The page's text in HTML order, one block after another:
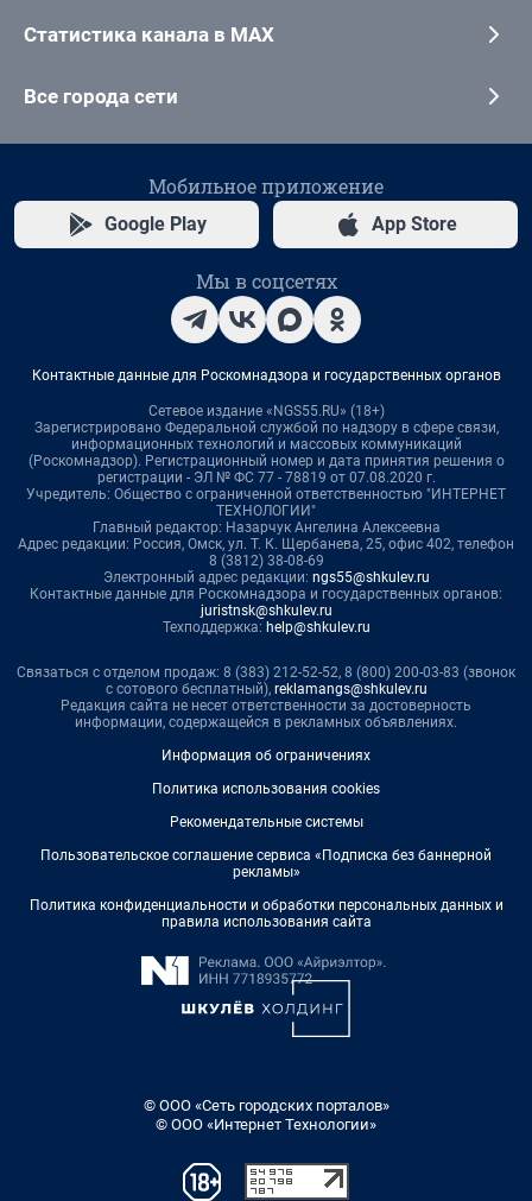
Статистика канала в MAX
Все города сети
Мобильное приложение
Google Play App Store
Мы в соцсетях
Контактные данные для Роскомнадзора и государственных органов
Сетевое издание «NGS55.RU» (18+)
Зарегистрировано Федеральной службой по надзору в сфере связи,
информационных технологий и массовых коммуникаций
(Роскомнадзор). Регистрационный номер и дата принятия решения о
регистрации - ЭЛ № ФС 77 - 78819 от 07.08.2020 г.
Учредитель: Общество с ограниченной ответственностью "ИНТЕРНЕТ
ТЕХНОЛОГИИ"
Главный редактор: Назарчук Ангелина Алексеевна
Адрес редакции: Россия, Омск, ул. Т. К. Щербанева, 25, офис 402, телефон
8 (3812) 38-08-69
Электронный адрес редакции: ngs55@shkulev.ru
Контактные данные для Роскомнадзора и государственных органов:
juristnsk@shkulev.ru
Техподдержка: help@shkulev.ru
Связаться с отделом продаж: 8 (383) 212-52-52, 8 (800) 200-03-83 (звонок
с сотового бесплатный), reklamangs@shkulev.ru
Редакция сайта не несет ответственности за достоверность
информации, содержащейся в рекламных объявлениях.
Информация об ограничениях
Политика использования cookies
Рекомендательные системы
Пользовательское соглашение сервиса «Подписка без баннерной
рекламы»
Политика конфиденциальности и обработки персональных данных и
правила использования сайта
© ООО «Сеть городских порталов»
© ООО «Интернет Технологии»